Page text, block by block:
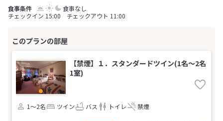
食事なし
チェックイン 15:00 チェックアウト 11:00
【禁煙】１．スタンダードツイン(1名～2名
1室)
1～2名 ツイン バス トイレ 禁煙